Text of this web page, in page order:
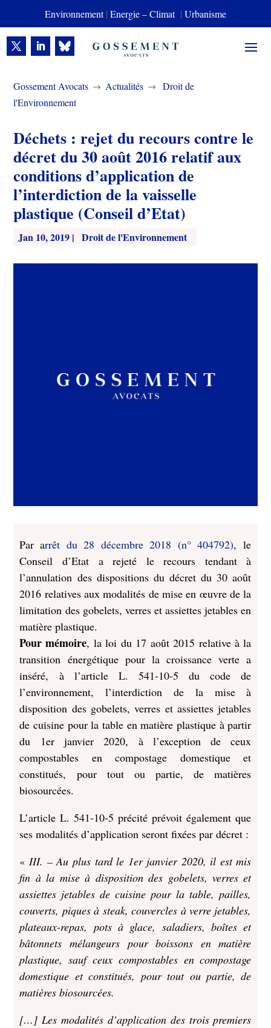
Environnement| Energie – Climat | Urbanisme
Gossement Avocats $ Actualités $
Droit de
l'Environnement
Déchets : rejet du recours contre le
décret du 30 août 2016 relatif aux
conditions d’application de
l’interdiction de la vaisselle
plastique (Conseil d’Etat)
Jan 10, 2019 | Droit de l'Environnement
Par arrêt du 28 décembre 2018 (n° 404792), le
Conseil d’Etat a rejeté le recours tendant à
l’annulation des dispositions du décret du 30 août
2016 relatives aux modalités de mise en œuvre de la
limitation des gobelets, verres et assiettes jetables en
matière plastique.
Pour mémoire, la loi du 17 août 2015 relative à la
transition énergétique pour la croissance verte a
inséré, à l’article L. 541-10-5 du code de
l’environnement, l’interdiction de la mise à
disposition des gobelets, verres et assiettes jetables
de cuisine pour la table en matière plastique à partir
du 1er janvier 2020, à l’exception de ceux
compostables en compostage domestique et
constitués, pour tout ou partie, de matières
biosourcées.
L’article L. 541-10-5 précité prévoit également que
ses modalités d’application seront fixées par décret :
«III. – Au plus tard le 1er janvier 2020, il est mis
fin à la mise à disposition des gobelets, verres et
assiettes jetables de cuisine pour la table, pailles,
couverts, piques à steak, couvercles à verre jetables,
plateaux-repas, pots à glace, saladiers, boîtes et
bâtonnets mélangeurs pour boissons en matière
plastique, sauf ceux compostables en compostage
domestique et constitués, pour tout ou partie, de
matières biosourcées.
[…] Les modalités d’application des trois premiers